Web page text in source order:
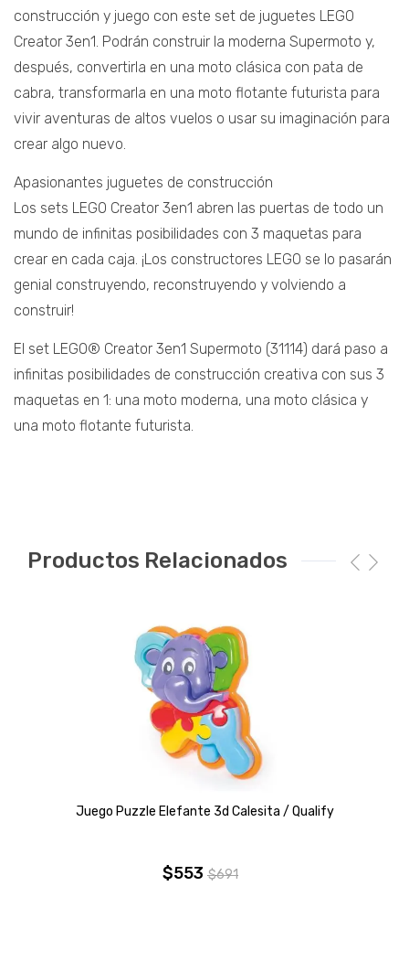
construcción y juego con este set de juguetes LEGO
Creator 3en1. Podrán construir la moderna Supermoto y,
después, convertirla en una moto clásica con pata de
cabra, transformarla en una moto flotante futurista para
vivir aventuras de altos vuelos o usar su imaginación para
crear algo nuevo.
Apasionantes juguetes de construcción
Los sets LEGO Creator 3en1 abren las puertas de todo un
mundo de infinitas posibilidades con 3 maquetas para
crear en cada caja. ¡Los constructores LEGO se lo pasarán
genial construyendo, reconstruyendo y volviendo a
construir!
El set LEGO® Creator 3en1 Supermoto (31114) dará paso a
infinitas posibilidades de construcción creativa con sus 3
maquetas en 1: una moto moderna, una moto clásica y
una moto flotante futurista.
Productos Relacionados
Juego Puzzle Elefante 3d Calesita / Qualify
$691
El
$553
El